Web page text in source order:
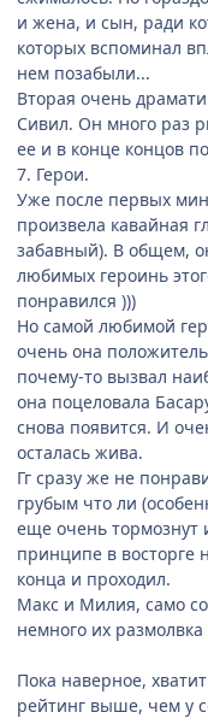
и жена, и сын, ради
которых вспоминал
нем позабыли...
Вторая очень
Сивил. Он много раз
ее и в конце концов
7. Герои.
Уже после первых
произвела кавайная
забавный). В общем,
любимых героинь
понравился )))
Но самой любимой
очень она
почему-то вызвал
она поцеловала
снова появится. И
осталась жива.
Гг сразу же не
грубым что ли
еще очень тормознут
принципе в восторге
конца и проходил.
Макс и Милия, само
немного их
Пока наверное,
рейтинг выше, чем у